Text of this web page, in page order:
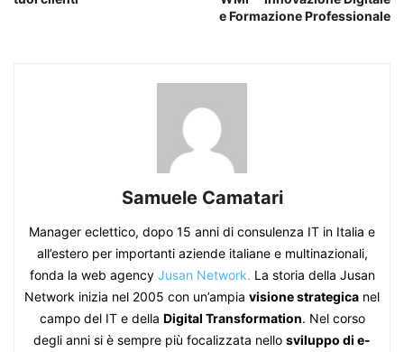
e Formazione Professionale
Samuele Camatari
Manager eclettico, dopo 15 anni di consulenza IT in Italia e
all’estero per importanti aziende italiane e multinazionali,
fonda la web agency Jusan Network. La storia della Jusan
Network inizia nel 2005 con un’ampia visione strategica nel
campo del IT e della Digital Transformation. Nel corso
degli anni si è sempre più focalizzata nello sviluppo di e-